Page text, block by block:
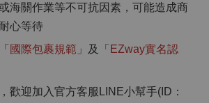
海關作業等不可抗因素，可能造成商
心等待
國際包裹規範 」及「 EZway實名認
歡迎加入官方客服LINE小幫手(ID：